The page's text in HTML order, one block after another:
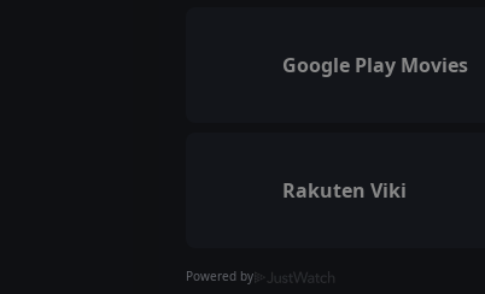
Google Play Movies
Rakuten Viki
Powered by